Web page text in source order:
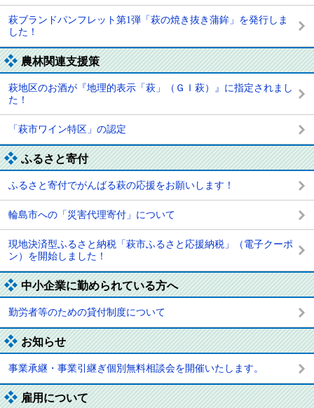
萩ブランドパンフレット第1弾「萩の焼き抜き蒲鉾」を発行しま
した！
農林関連支援策
萩地区のお酒が『地理的表示「萩」（ＧＩ萩）』に指定されまし
た！
「萩市ワイン特区」の認定
ふるさと寄付
ふるさと寄付でがんばる萩の応援をお願いします！
輪島市への「災害代理寄付」について
現地決済型ふるさと納税「萩市ふるさと応援納税」（電子クーポ
ン）を開始しました！
中小企業に勤められている方へ
勤労者等のための貸付制度について
お知らせ
事業承継・事業引継ぎ個別無料相談会を開催いたします。
雇用について